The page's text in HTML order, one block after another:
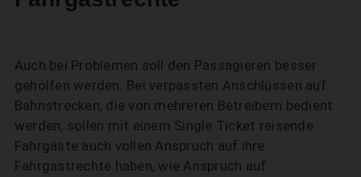
Auch bei Problemen soll den Passagieren besser
geholfen werden: Bei verpassten Anschlüssen auf
Bahnstrecken, die von mehreren Betreibern bedient
werden, sollen mit einem Single Ticket reisende
Fahrgäste auch vollen Anspruch auf ihre
Fahrgastrechte haben, wie Anspruch auf